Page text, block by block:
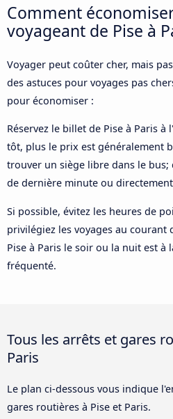
Comment
voyageant de Pise à
Voyager peut coûter cher, mais
des astuces pour voyages pas
pour économiser :
Réservez le billet de Pise à Paris à
tôt, plus le prix est généralement
trouver un siège libre dans le
de dernière minute ou
Si possible, évitez les heures de
privilégiez les voyages au courant
Pise à Paris le soir ou la nuit est à
fréquenté.
Tous les arrêts et gares
Paris
Le plan ci-dessous vous indique
gares routières à Pise et Paris.